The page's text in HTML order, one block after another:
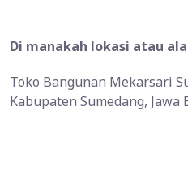
Di manakah lokasi atau
Toko Bangunan Mekarsari
Kabupaten Sumedang,